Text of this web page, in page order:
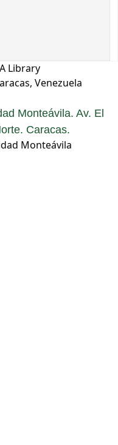
Library
Venezuela
Monteávila. Av. El
Caracas.
Monteávila